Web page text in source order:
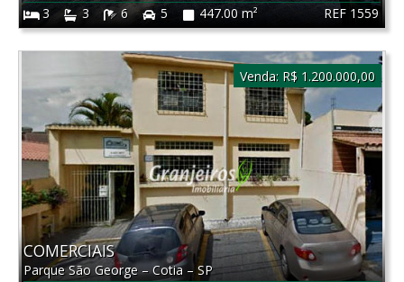
REF 1559
3
3 6 5 447.00 m²
COMERCIAIS
Parque São George –Cotia– SP
Venda: R$ 1.200.000,00